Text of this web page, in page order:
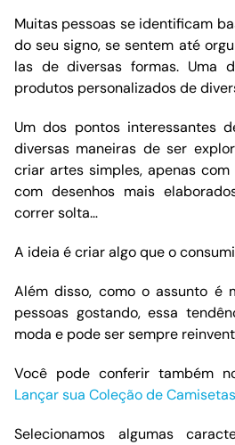
Muitas pessoas se identificam
do seu signo, se sentem até
las de diversas formas. Uma
produtos personalizados de
Um dos pontos interessantes
diversas maneiras de ser
criar artes simples, apenas
com desenhos mais
correr solta…
A ideia é criar algo que o
Além disso, como o assunto é
pessoas gostando, essa
moda e pode ser sempre
Você pode conferir também
Lançar sua Coleção de Camisetas
Selecionamos algumas